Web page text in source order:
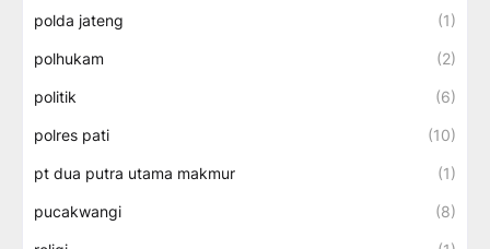
polda jateng (1)
polhukam (2)
politik (6)
polres pati (10)
pt dua putra utama makmur (1)
pucakwangi (8)